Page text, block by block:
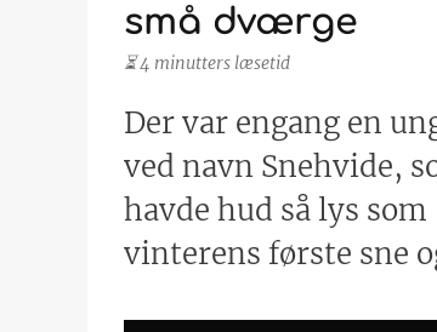
små dværge
⏳ 4 minutters læsetid
Der var engang en
ved navn Snehvide,
havde hud så lys som
vinterens første sne